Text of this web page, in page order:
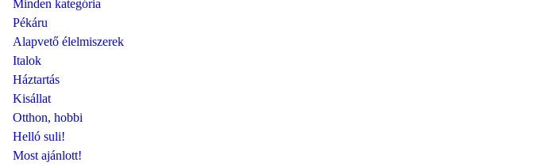
Minden kategória
Pékáru
Alapvető élelmiszerek
Italok
Háztartás
Kisállat
Otthon, hobbi
Helló suli!
Most ajánlott!